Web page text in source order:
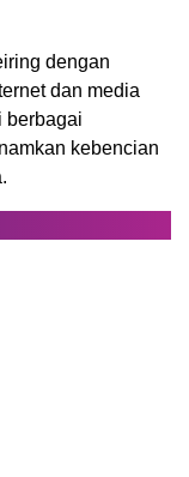
dengan
dan media
berbagai
kebencian